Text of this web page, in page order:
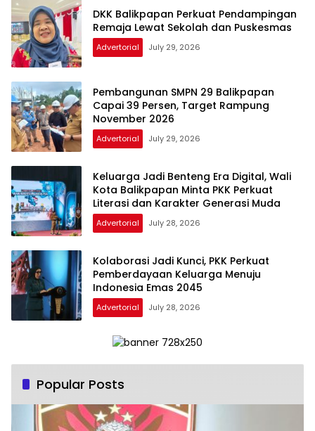
DKK Balikpapan Perkuat Pendampingan
Remaja Lewat Sekolah dan Puskesmas
Advertorial July 29, 2026
Pembangunan SMPN 29 Balikpapan
Capai 39 Persen, Target Rampung
November 2026
Advertorial July 29, 2026
Keluarga Jadi Benteng Era Digital, Wali
Kota Balikpapan Minta PKK Perkuat
Literasi dan Karakter Generasi Muda
Advertorial July 28, 2026
Kolaborasi Jadi Kunci, PKK Perkuat
Pemberdayaan Keluarga Menuju
Indonesia Emas 2045
Advertorial July 28, 2026
Popular Posts